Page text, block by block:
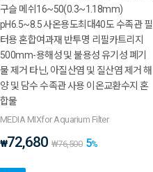
구슬 메쉬16~50(0.3~1.18mm)
pH6.5~8.5 사온용도최대40도 수족관 필
터용 혼합여과재 반투명 리필카트리지
500mm-용해성 및 불용성 유기성 폐기
물 제거 타닌, 아질산염 및 질산염 제거 해
양 및 담수 수족관 사용 이온교환수지 혼
합물
MEDIA MIXfor Aquarium Filter
₩72,680 ₩76,500 5%